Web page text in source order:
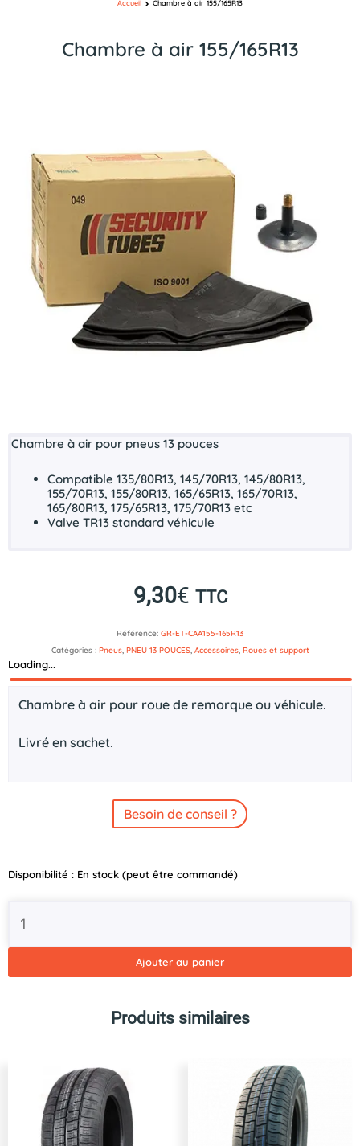
Chambre à air 155/165R13
Accueil Chambre à air 155/165R13
Chambre à air pour pneus 13 pouces
Compatible 135/80R13, 145/70R13, 145/80R13,
155/70R13, 155/80R13, 165/65R13, 165/70R13,
165/80R13, 175/65R13, 175/70R13 etc
Valve TR13 standard véhicule
9,30€ TTC
Référence: GR-ET-CAA155-165R13
Catégories : Pneus, PNEU 13 POUCES, Accessoires, Roues et support
Loading...
Description
Chambre à air pour roue de remorque ou véhicule.
Livré en sachet.
Besoin de conseil ?
Disponibilité : En stock (peut être commandé)
quantité
Ajouter au panier
Produits similaires